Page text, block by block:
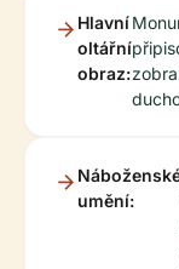
Hlavní
oltářní
obraz:
umění: